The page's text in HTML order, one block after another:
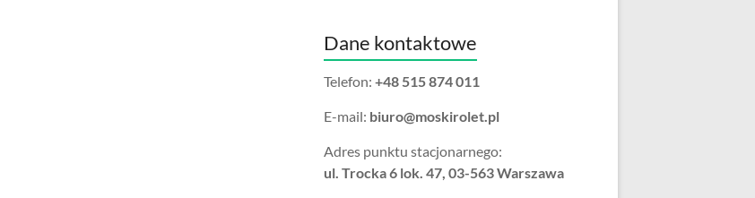
Dane kontaktowe
Telefon: +48 515 874 011
E-mail: biuro@moskirolet.pl
Adres punktu stacjonarnego:
ul. Trocka 6 lok. 47, 03-563 Warszawa